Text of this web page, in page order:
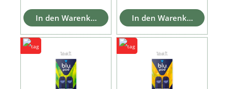
In den Warenkorb In den Warenkorb